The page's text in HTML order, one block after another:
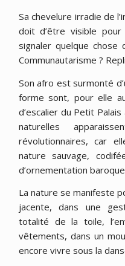
Sa chevelure irradie de
doit d’être visible
signaler quelque chose
Communautarisme ?
Son afro est surmonté
forme sont, pour elle
d’escalier du Petit
naturelles
révolutionnaires, car
nature sauvage,
d’ornementation
La nature se manifeste
jacente, dans une
totalité de la toile,
vêtements, dans un
encore vivre sous la